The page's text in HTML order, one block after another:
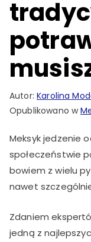
Autor:Karolina
Opublikowano w
Meksyk jedzenie
społeczeństwie
bowiem z wielu
nawet
Zdaniem
jedną z